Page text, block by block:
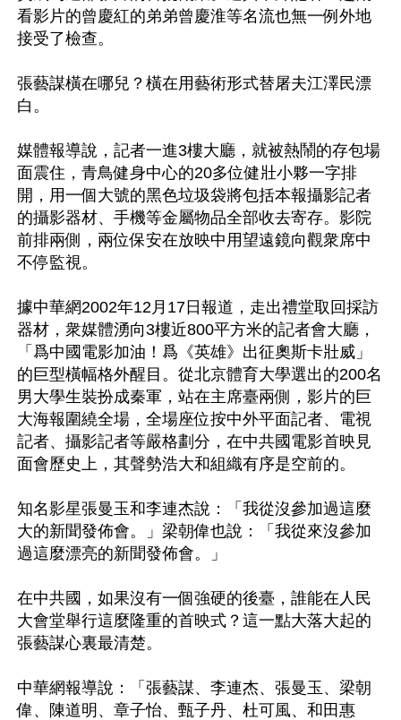
看影片的曾慶紅的弟弟曾慶淮等名流也無一例外地
接受了檢查。
張藝謀橫在哪兒？橫在用藝術形式替屠夫江澤民漂
白。
媒體報導說，記者一進3樓大廳，就被熱鬧的存包場
面震住，青鳥健身中心的20多位健壯小夥一字排
開，用一個大號的黑色垃圾袋將包括本報攝影記者
的攝影器材、手機等金屬物品全部收去寄存。影院
前排兩側，兩位保安在放映中用望遠鏡向觀衆席中
不停監視。
據中華網2002年12月17日報道，走出禮堂取回採訪
器材，衆媒體湧向3樓近800平方米的記者會大廳，
「爲中國電影加油！爲《英雄》出征奧斯卡壯威」
的巨型橫幅格外醒目。從北京體育大學選出的200名
男大學生裝扮成秦軍，站在主席臺兩側，影片的巨
大海報圍繞全場，全場座位按中外平面記者、電視
記者、攝影記者等嚴格劃分，在中共國電影首映見
面會歷史上，其聲勢浩大和組織有序是空前的。
知名影星張曼玉和李連杰說：「我從沒參加過這麼
大的新聞發佈會。」梁朝偉也說：「我從來沒參加
過這麼漂亮的新聞發佈會。」
在中共國，如果沒有一個強硬的後臺，誰能在人民
大會堂舉行這麼隆重的首映式？這一點大落大起的
張藝謀心裏最清楚。
中華網報導說：「張藝謀、李連杰、張曼玉、梁朝
偉、陳道明、章子怡、甄子丹、杜可風、和田惠